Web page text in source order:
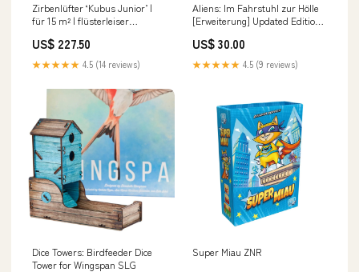
Zirbenlüfter ‘Kubus Junior’ |
für 15 m² | flüsterleiser
| für Privat und Büro | Made in
Austria Duftaktion2025
US$ 227.50
★★★★★ 4.5 (14 reviews)
Aliens: Im Fahrstuhl zur Hölle
[Erweiterung] Updated Edition
US$ 30.00
★★★★★ 4.5 (9 reviews)
Dice Towers: Birdfeeder Dice
Tower for Wingspan SLG
Super Miau ZNR